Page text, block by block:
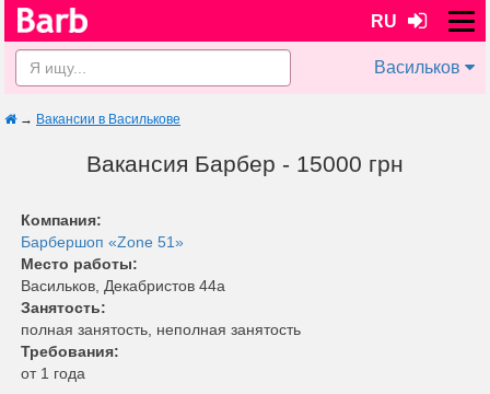
RU
Васильков
→ Вакансии в Василькове
Вакансия Барбер - 15000 грн
Компания:
Барбершоп «Zone 51»
Место работы:
Васильков, Декабристов 44а
Занятость:
полная занятость, неполная занятость
Требования:
от 1 года